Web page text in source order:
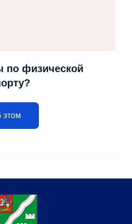
по физической
этом